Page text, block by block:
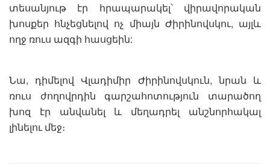
տեսանյութ էր հրապարակել՝ վիրավորական
խոսքեր հնչեցնելով ոչ միայն Ժիրինովսկու, այլև
ողջ ռուս ազգի հասցեին:
Նա, դիմելով Վլադիմիր Ժիրինովսկուն, նրան և
ռուս ժողովրդին գարշահոտություն տարածող
խոզ էր անվանել և մեղադրել անշնորհակալ
լինելու մեջ։